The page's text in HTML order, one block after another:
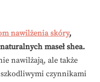
nawilżenia skóry,
maseł shea.
nawilżają, ale także
czynnikami